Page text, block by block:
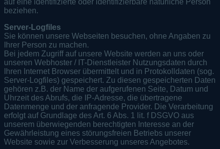
beziehen.
Server-Logfiles
Sie können unsere Webseiten besuchen, ohne Angaben zu
Ihrer Person zu machen.
Bei jedem Zugriff auf unsere Website werden an uns oder
unseren Webhoster / IT-Dienstleister Nutzungsdaten durch
Ihren Internet Browser übermittelt und in Protokolldaten (sog.
Server-Logfiles) gespeichert. Zu diesen gespeicherten Daten
gehören z.B. der Name der aufgerufenen Seite, Datum und
Uhrzeit des Abrufs, die IP-Adresse, die übertragene
Datenmenge und der anfragende Provider. Die Verarbeitung
erfolgt auf Grundlage des Art. 6 Abs. 1 lit. f DSGVO aus
unserem überwiegenden berechtigten Interesse an der
Gewährleistung eines störungsfreien Betriebs unserer
Website sowie zur Verbesserung unseres Angebotes.